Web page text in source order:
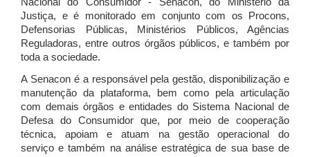
Nacional do Consumidor - Senacon, do Ministério da
Justiça, e é monitorado em conjunto com os Procons,
Defensorias Públicas, Ministérios Públicos, Agências
Reguladoras, entre outros órgãos públicos, e também por
toda a sociedade.
A Senacon é a responsável pela gestão, disponibilização e
manutenção da plataforma, bem como pela articulação
com demais órgãos e entidades do Sistema Nacional de
Defesa do Consumidor que, por meio de cooperação
técnica, apoiam e atuam na gestão operacional do
serviço e também na análise estratégica de sua base de